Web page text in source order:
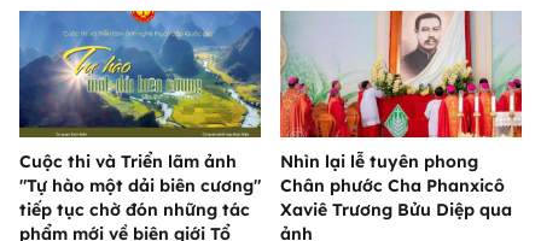
Cuộc thi và Triển lãm ảnh
"Tự hào một dải biên cương"
tiếp tục chờ đón những tác
phẩm mới về biên giới Tổ
Nhìn lại lễ tuyên phong
Chân phước Cha Phanxicô
Xaviê Trương Bửu Diệp qua
ảnh